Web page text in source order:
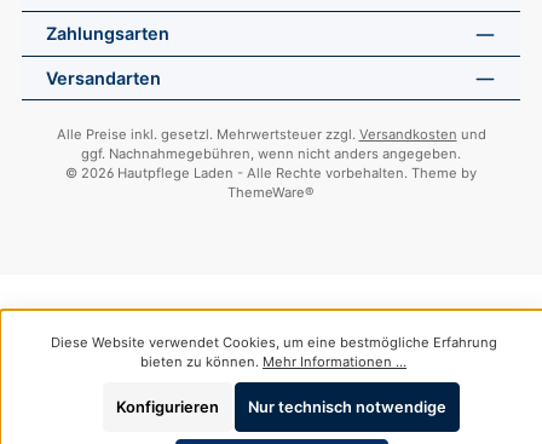
Zahlungsarten
Versandarten
Alle Preise inkl. gesetzl. Mehrwertsteuer zzgl. Versandkosten und
ggf. Nachnahmegebühren, wenn nicht anders angegeben.
© 2026 Hautpflege Laden - Alle Rechte vorbehalten. Theme by
ThemeWare®
Diese Website verwendet Cookies, um eine bestmögliche Erfahrung
bieten zu können. Mehr Informationen ...
Nur technisch notwendige
Konfigurieren